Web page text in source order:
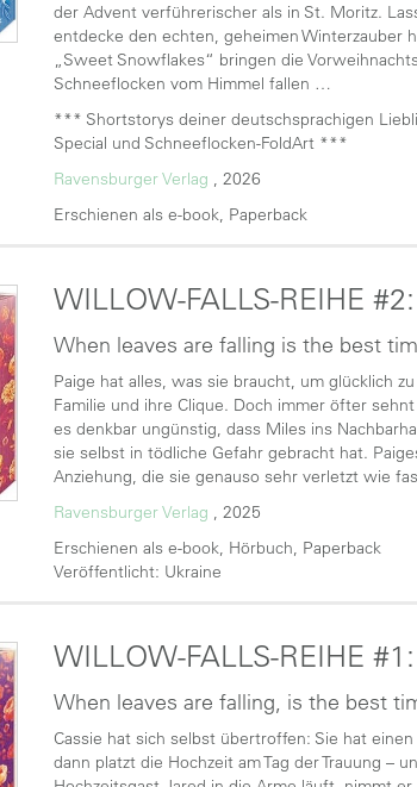
der Advent verführerischer als in St. Moritz.
entdecke den echten, geheimen Winterzauber
„Sweet Snowflakes“ bringen die
Schneeflocken vom Himmel fallen …
*** Shortstorys deiner deutschsprachigen
Special und Schneeflocken-FoldArt ***
Ravensburger Verlag , 2026
Erschienen als e-book, Paperback
WILLOW-FALLS-REIHE
When leaves are falling is the best
Paige hat alles, was sie braucht, um glücklich
Familie und ihre Clique. Doch immer öfter
es denkbar ungünstig, dass Miles ins
sie selbst in tödliche Gefahr gebracht hat.
Anziehung, die sie genauso sehr verletzt wie
Ravensburger Verlag , 2025
Erschienen als e-book, Hörbuch, Paperback
Veröffentlicht: Ukraine
WILLOW-FALLS-REIHE
When leaves are falling, is the best
Cassie hat sich selbst übertroffen: Sie hat
dann platzt die Hochzeit am Tag der Trauung –